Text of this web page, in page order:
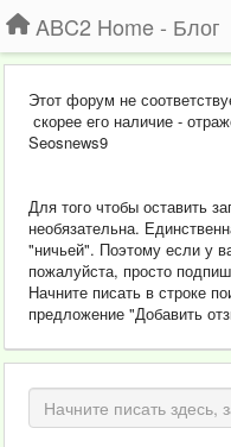
ABC2 Home - Блог
Этот форум не
скорее его наличие -
Seosnews9
Для того чтобы оставить
необязательна.
"ничьей". Поэтому если у
пожалуйста, просто
Начните писать в строке
предложение "Добавить